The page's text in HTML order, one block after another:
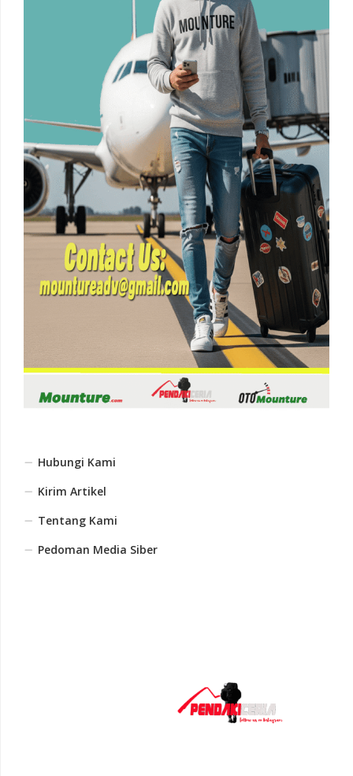
Hubungi Kami
Kirim Artikel
Tentang Kami
Pedoman Media Siber